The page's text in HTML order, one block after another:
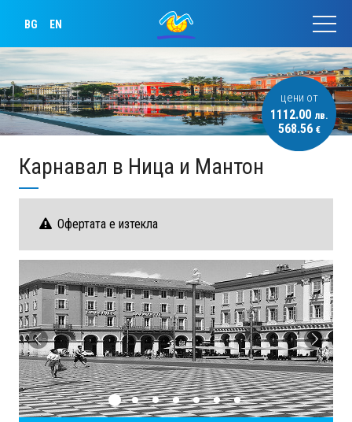
BG EN
Карнавал в Ница и Мантон
Офертата е изтекла
цени от
1112.00 лв.
568.56 €